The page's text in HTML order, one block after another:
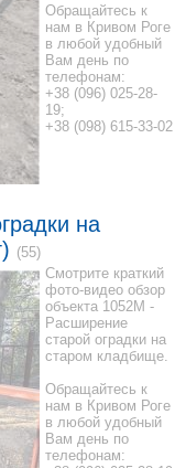
Обращайтесь к
нам в Кривом Роге
в любой удобный
Вам день по
телефонам:
+38 (096) 025-28-
19;
+38 (098) 615-33-02
на
(55)
Смотрите краткий
фото-видео обзор
объекта 1052M -
Расширение
старой оградки на
старом кладбище.
Обращайтесь к
нам в Кривом Роге
в любой удобный
Вам день по
телефонам: